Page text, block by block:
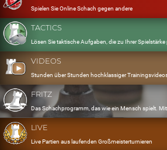
Spielen Sie Online Schach gegen andere
TACTICS
Lösen Sie taktische Aufgaben, die zu Ihrer Spielstärke
VIDEOS
Stunden über Stunden hochklassiger
FRITZ
Das Schachprogramm, das wie ein Mensch spielt.
LIVE
Live Partien aus laufenden Großmeisterturnieren